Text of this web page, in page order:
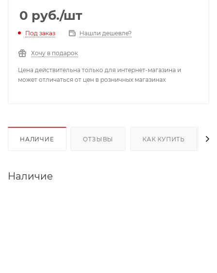
0 руб./шт
Под заказ Нашли дешевле?
Хочу в подарок
Цена действительна только для интернет-магазина и
может отличаться от цен в розничных магазинах
НАЛИЧИЕ ОТЗЫВЫ КАК КУПИТЬ
Наличие